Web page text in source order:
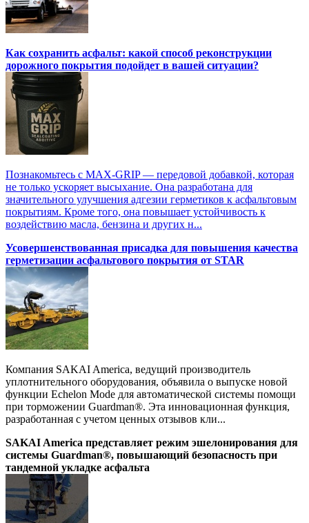
Как сохранить асфальт: какой способ реконструкции
дорожного покрытия подойдет в вашей ситуации?
Познакомьтесь с MAX-GRIP — передовой добавкой, которая
не только ускоряет высыхание. Она разработана для
значительного улучшения адгезии герметиков к асфальтовым
покрытиям. Кроме того, она повышает устойчивость к
воздействию масла, бензина и других н...
Усовершенствованная присадка для повышения качества
герметизации асфальтового покрытия от STAR
Компания SAKAI America, ведущий производитель
уплотнительного оборудования, объявила о выпуске новой
функции Echelon Mode для автоматической системы помощи
при торможении Guardman®. Эта инновационная функция,
разработанная с учетом ценных отзывов кли...
SAKAI America представляет режим эшелонирования для
системы Guardman®, повышающий безопасность при
тандемной укладке асфальта